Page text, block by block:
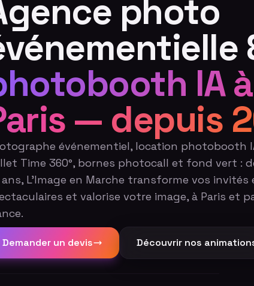
photo
IA à
— depuis
événementiel, location photobooth
Time 360°, bornes photocall et fond vert :
L'Image en Marche transforme vos invités
et valorise votre image, à Paris et
Demander un devis Découvrir nos